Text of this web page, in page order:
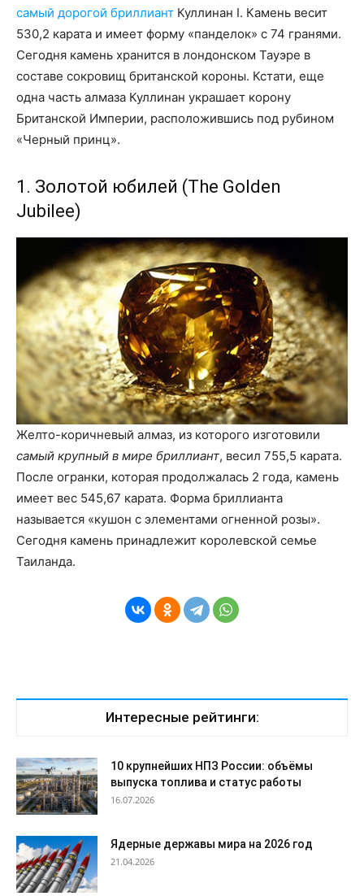
самый дорогой бриллиант Куллинан I. Камень весит
530,2 карата и имеет форму «панделок» с 74 гранями.
Сегодня камень хранится в лондонском Тауэре в
составе сокровищ британской короны. Кстати, еще
одна часть алмаза Куллинан украшает корону
Британской Империи, расположившись под рубином
«Черный принц».
1. Золотой юбилей (The Golden
Jubilee)
Желто-коричневый алмаз, из которого изготовили
самый крупный в мире бриллиант, весил 755,5 карата.
После огранки, которая продолжалась 2 года, камень
имеет вес 545,67 карата. Форма бриллианта
называется «кушон с элементами огненной розы».
Сегодня камень принадлежит королевской семье
Таиланда.
Интересные рейтинги:
10 крупнейших НПЗ России: объёмы
выпуска топлива и статус работы
16.07.2026
Ядерные державы мира на 2026 год
21.04.2026